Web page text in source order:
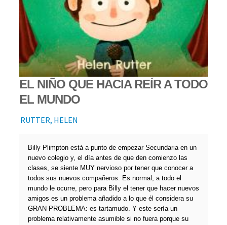
EL NIÑO QUE HACIA REÍR A TODO
EL MUNDO
RUTTER, HELEN
Billy Plimpton está a punto de empezar Secundaria en un
nuevo colegio y, el día antes de que den comienzo las
clases, se siente MUY nervioso por tener que conocer a
todos sus nuevos compañeros. Es normal, a todo el
mundo le ocurre, pero para Billy el tener que hacer nuevos
amigos es un problema añadido a lo que él considera su
GRAN PROBLEMA: es tartamudo. Y este sería un
problema relativamente asumible si no fuera porque su